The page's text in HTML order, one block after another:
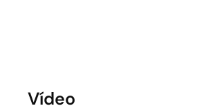
Vídeo